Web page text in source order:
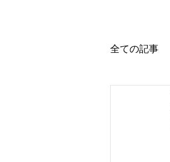
全ての記事